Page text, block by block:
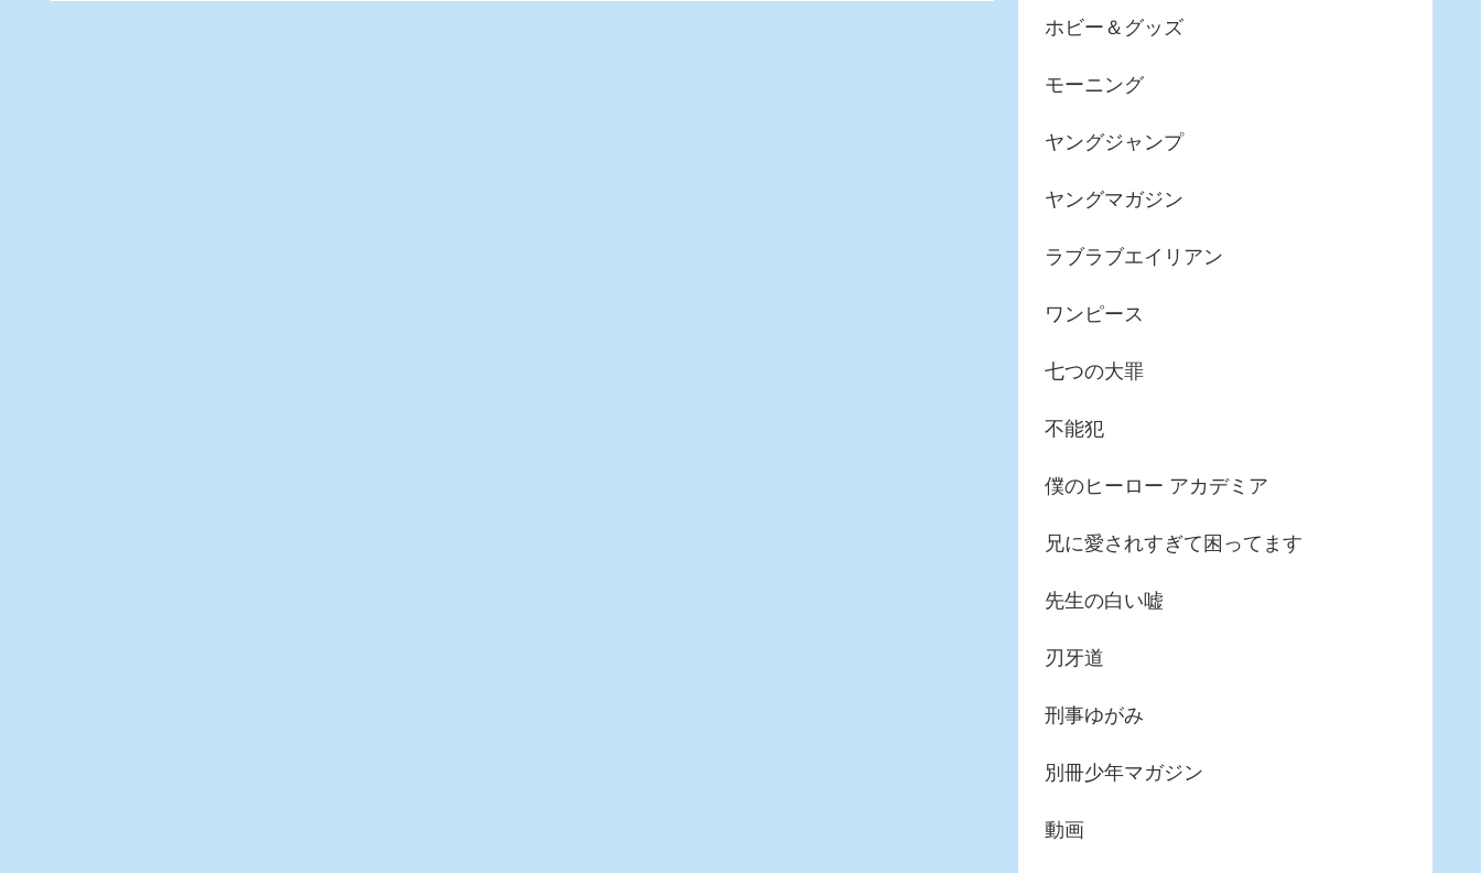
ホビー＆グッズ
モーニング
ヤングジャンプ
ヤングマガジン
ラブラブエイリアン
ワンピース
七つの大罪
不能犯
僕のヒーロー アカデミア
兄に愛されすぎて困ってます
先生の白い嘘
刃牙道
刑事ゆがみ
別冊少年マガジン
動画